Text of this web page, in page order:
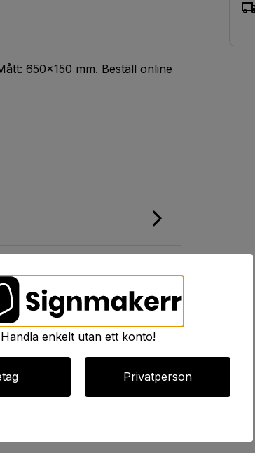
650x150 mm. Beställ online
Handla enkelt utan ett konto!
Privatperson